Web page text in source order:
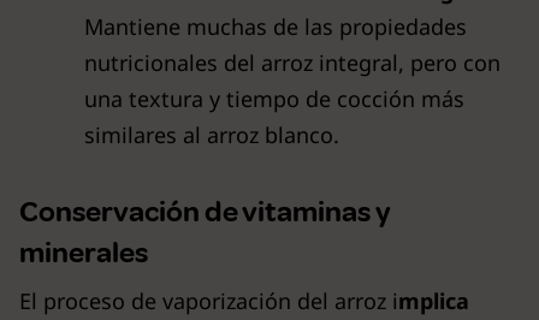
Mantiene muchas de las propiedades
nutricionales del arroz integral, pero con
una textura y tiempo de cocción más
similares al arroz blanco.
Conservación de vitaminas y
minerales
El proceso de vaporización del arroz implica